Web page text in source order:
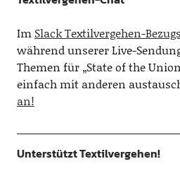
Im Slack Textilvergehen-
während unserer Live-
Themen für „State of the
einfach mit anderen
an!
Unterstützt Textilvergehen!